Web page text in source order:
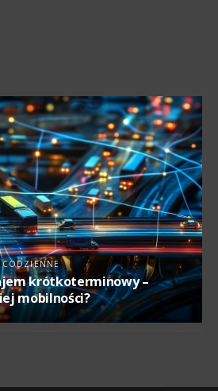
CODZIENNE
krótkoterminowy –
mobilności?